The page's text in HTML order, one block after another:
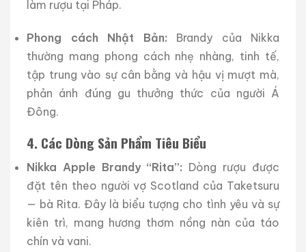
làm rượu tại Pháp.
Phong cách Nhật Bản: Brandy của Nikka
thường mang phong cách nhẹ nhàng, tinh tế,
tập trung vào sự cân bằng và hậu vị mượt mà,
phản ánh đúng gu thưởng thức của người Á
Đông.
4. Các Dòng Sản Phẩm Tiêu Biểu
Nikka Apple Brandy “Rita”: Dòng rượu được
đặt tên theo người vợ Scotland của Taketsuru
— bà Rita. Đây là biểu tượng cho tình yêu và sự
kiên trì, mang hương thơm nồng nàn của táo
chín và vani.